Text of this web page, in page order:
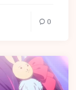
0